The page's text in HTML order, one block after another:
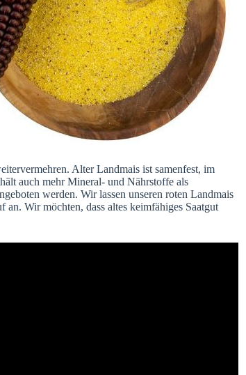
Alter Landmais ist samenfest, im
auch mehr Mineral- und Nährstoffe als
werden. Wir lassen unseren roten Landmais
Wir möchten, dass altes keimfähiges Saatgut